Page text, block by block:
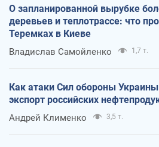
О запланированной вырубке
деревьев и теплотрассе: что
Теремках в Киеве
Владислав Самойленко 1,7 т.
Как атаки Сил обороны
экспорт российских
Андрей Клименко 3,5 т.